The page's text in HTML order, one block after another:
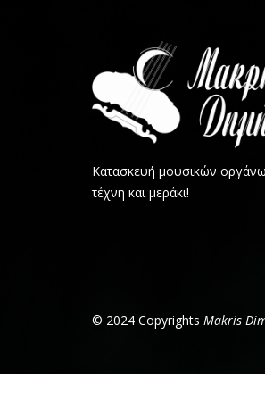
Κατασκευή μουσικών
τέχνη και μεράκι!
© 2024 Copyrights Makris